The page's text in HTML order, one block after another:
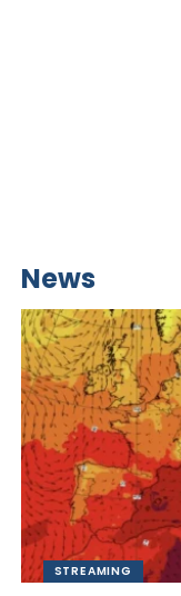
News
STREAMING